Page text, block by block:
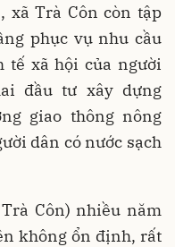
xã Trà Côn còn tập
phục vụ nhu cầu
xã hội của người
đầu tư xây dựng
giao thông nông
dân có nước sạch
Côn) nhiều năm
không ổn định, rất